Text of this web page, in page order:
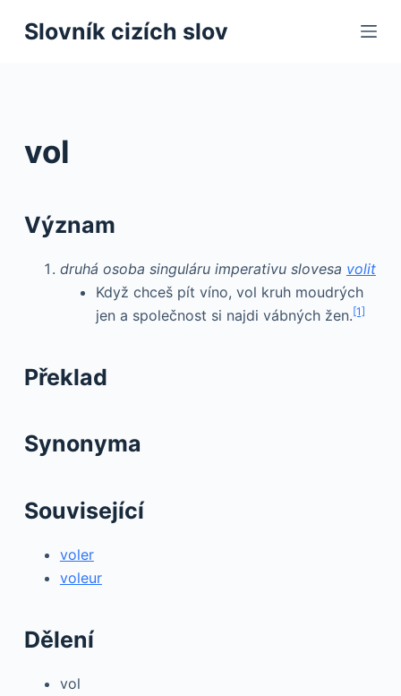
SSlovník cizích slov
vol
Význam
druhá osoba singuláru imperativu slovesa volit
Když chceš pít víno, vol kruh moudrých
jen a společnost si najdi vábných žen.[1]
Překlad
Synonyma
Související
voler
voleur
Dělení
vol